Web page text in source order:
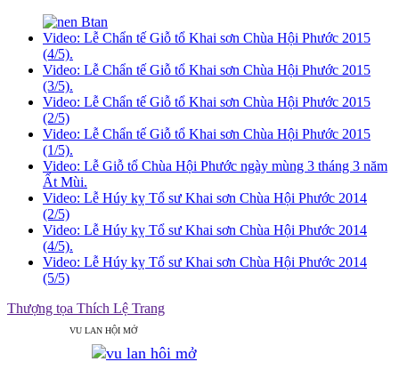
Video: Lễ Chẩn tế Giỗ tổ Khai sơn Chùa Hội Phước 2015
(4/5).
Video: Lễ Chẩn tế Giỗ tổ Khai sơn Chùa Hội Phước 2015
(3/5).
Video: Lễ Chẩn tế Giỗ tổ Khai sơn Chùa Hội Phước 2015
(2/5)
Video: Lễ Chẩn tế Giỗ tổ Khai sơn Chùa Hội Phước 2015
(1/5).
Video: Lễ Giỗ tổ Chùa Hội Phước ngày mùng 3 tháng 3 năm
Ất Mùi.
Video: Lễ Húy kỵ Tổ sư Khai sơn Chùa Hội Phước 2014
(2/5)
Video: Lễ Húy kỵ Tổ sư Khai sơn Chùa Hội Phước 2014
(4/5).
Video: Lễ Húy kỵ Tổ sư Khai sơn Chùa Hội Phước 2014
(5/5)
Thượng tọa Thích Lệ Trang
VU LAN HỘI MỞ